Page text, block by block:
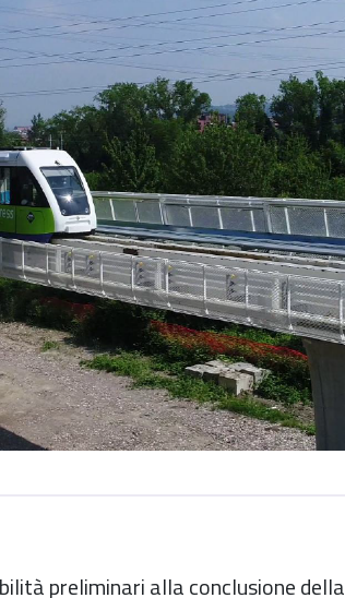
preliminari alla conclusione della